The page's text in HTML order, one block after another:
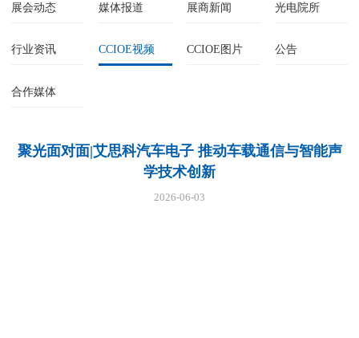
展会动态 媒体报道 展商新闻 光电院所
行业资讯 CCIOE视频 CCIOE图片 公告
合作媒体
聚光面对面|艾思科汽车电子 推动车载通信与智能声
学技术创新
2026-06-03